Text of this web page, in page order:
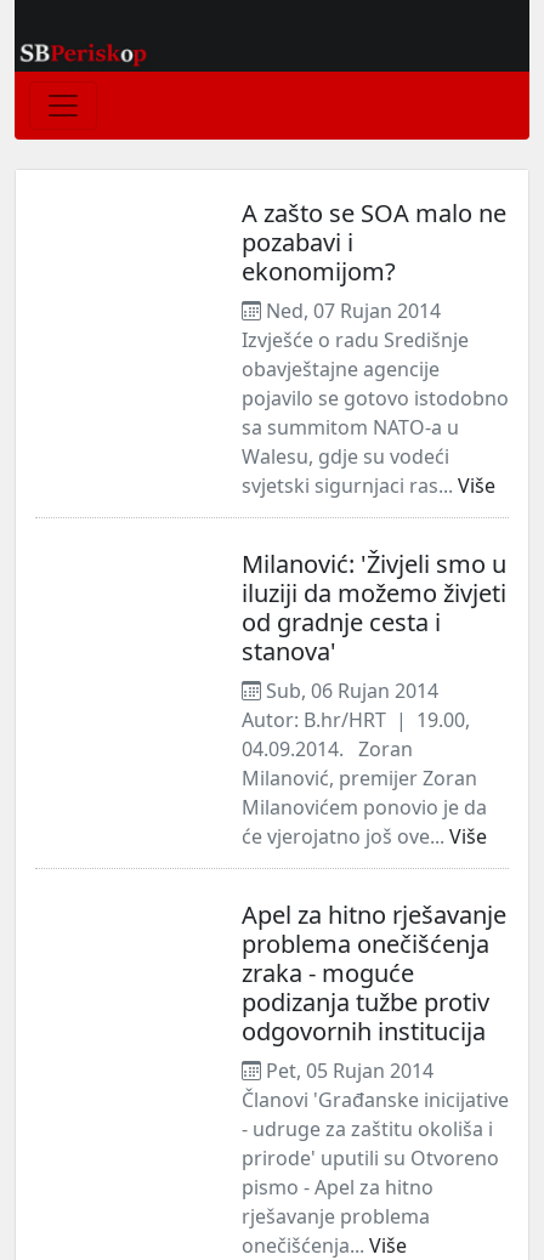
A zašto se SOA malo ne
pozabavi i
ekonomijom?
Ned, 07 Rujan 2014
Izvješće o radu Središnje
obavještajne agencije
pojavilo se gotovo istodobno
sa summitom NATO-a u
Walesu, gdje su vodeći
svjetski sigurnjaci ras... Više
Milanović: 'Živjeli smo u
iluziji da možemo živjeti
od gradnje cesta i
stanova'
Sub, 06 Rujan 2014
Autor: B.hr/HRT | 19.00,
04.09.2014. Zoran
Milanović, premijer Zoran
Milanovićem ponovio je da
će vjerojatno još ove... Više
Apel za hitno rješavanje
problema onečišćenja
zraka - moguće
podizanja tužbe protiv
odgovornih institucija
Pet, 05 Rujan 2014
Članovi 'Građanske inicijative
- udruge za zaštitu okoliša i
prirode' uputili su Otvoreno
pismo - Apel za hitno
rješavanje problema
onečišćenja... Više